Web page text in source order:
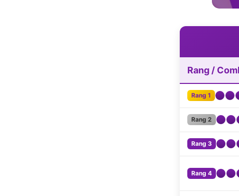
Rang /
Rang 1
Rang 2
Rang 3
Rang 4